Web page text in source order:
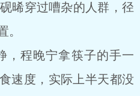
穿过嘈杂的人群，径
。
程晚宁拿筷子的手一
速度，实际上半天都没